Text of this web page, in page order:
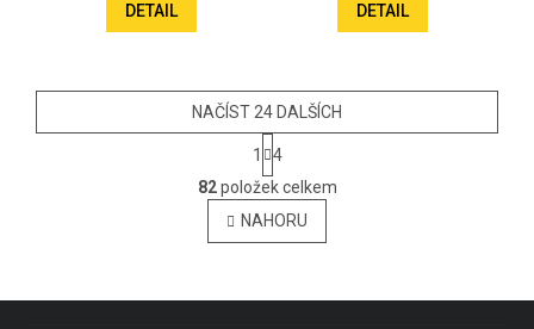
DETAIL DETAIL
Ovládací prvky výpisu
NAČÍST 24 DALŠÍCH
Stránkování
1
4
82položek celkem
NAHORU